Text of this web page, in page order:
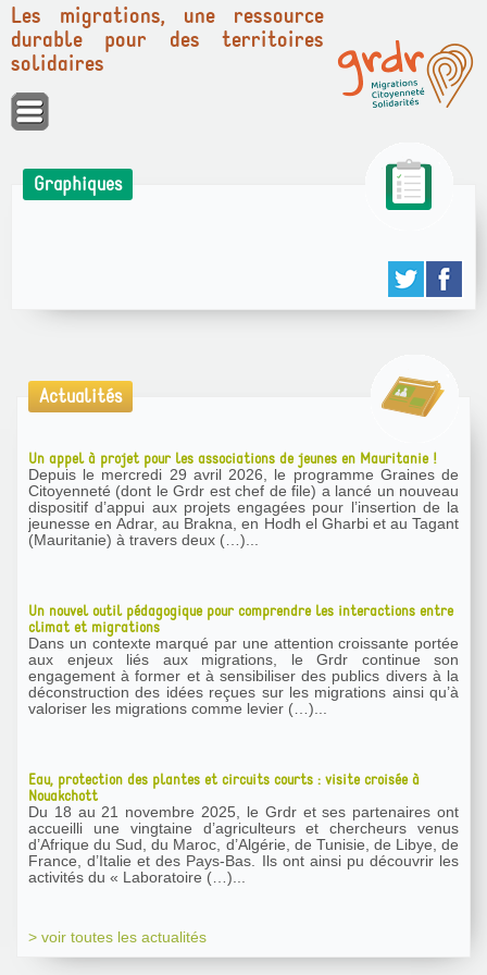
Panneau de gestion des cookies
Les migrations, une ressource
durable pour des territoires
solidaires
Graphiques
Actualités
Un appel à projet pour les associations de jeunes en Mauritanie !
Depuis le mercredi 29 avril 2026, le programme Graines de
Citoyenneté (dont le Grdr est chef de file) a lancé un nouveau
dispositif d’appui aux projets engagées pour l’insertion de la
jeunesse en Adrar, au Brakna, en Hodh el Gharbi et au Tagant
(Mauritanie) à travers deux (…)...
Un nouvel outil pédagogique pour comprendre les interactions entre
climat et migrations
Dans un contexte marqué par une attention croissante portée
aux enjeux liés aux migrations, le Grdr continue son
engagement à former et à sensibiliser des publics divers à la
déconstruction des idées reçues sur les migrations ainsi qu’à
valoriser les migrations comme levier (…)...
Eau, protection des plantes et circuits courts : visite croisée à
Nouakchott
Du 18 au 21 novembre 2025, le Grdr et ses partenaires ont
accueilli une vingtaine d’agriculteurs et chercheurs venus
d’Afrique du Sud, du Maroc, d’Algérie, de Tunisie, de Libye, de
France, d’Italie et des Pays-Bas. Ils ont ainsi pu découvrir les
activités du « Laboratoire (…)...
> voir toutes les actualités